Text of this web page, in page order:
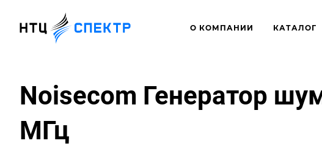
О КОМПАНИИ КАТАЛОГ
Noisecom Генератор
МГц